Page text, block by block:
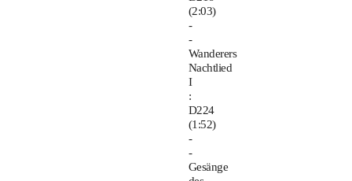
(2:03)
-
-
Wanderers
Nachtlied
I
:
D224
(1:52)
-
-
Gesänge